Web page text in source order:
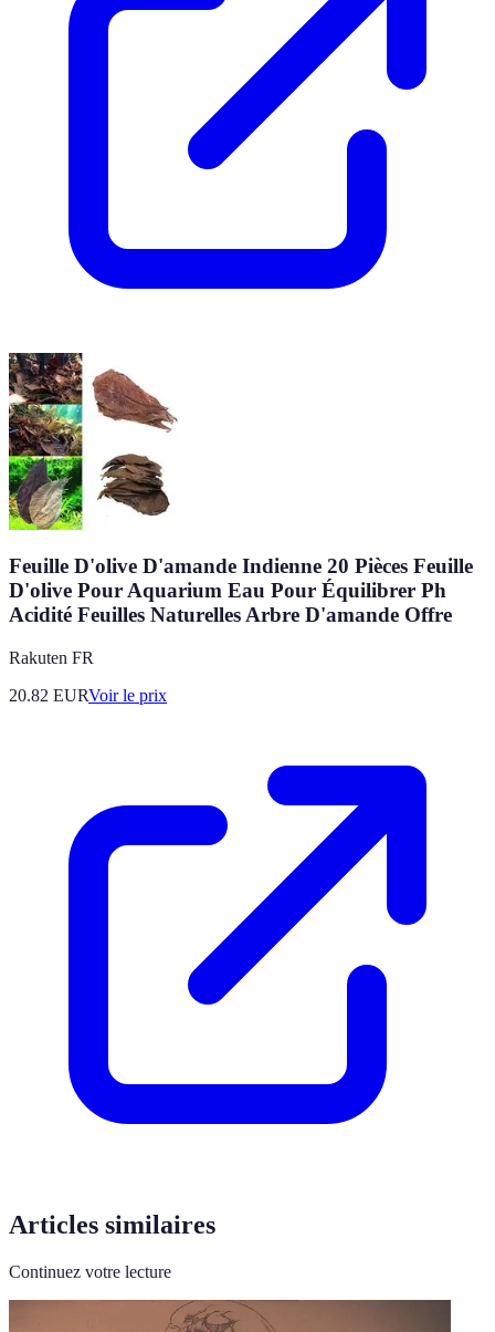
Feuille D'olive D'amande Indienne 20 Pièces Feuille
D'olive Pour Aquarium Eau Pour Équilibrer Ph
Acidité Feuilles Naturelles Arbre D'amande Offre
Rakuten FR
20.82 EURVoir le prix
Articles similaires
Continuez votre lecture